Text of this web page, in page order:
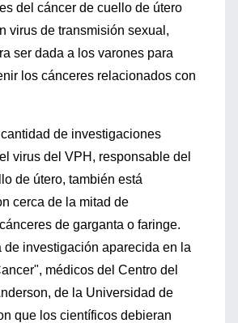
del cáncer de cuello de útero
virus de transmisión sexual,
ser dada a los varones para
los cánceres relacionados con
de investigaciones
virus del VPH, responsable del
de útero, también está
cerca de la mitad de
de garganta o faringe.
de investigación aparecida en la
médicos del Centro del
de la Universidad de
que los científicos debieran